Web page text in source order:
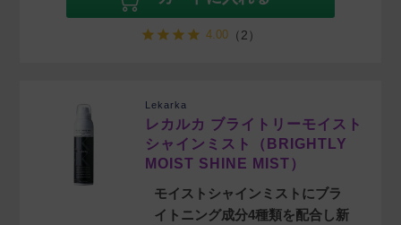
4.00 （2）
Lekarka
レカルカ ブライトリーモイスト
シャインミスト（BRIGHTLY
MOIST SHINE MIST）
モイストシャインミストにブラ
イトニング成分4種類を配合し新